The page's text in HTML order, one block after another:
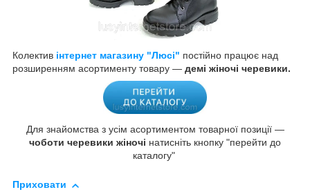
Колектив інтернет магазину "Люсі" постійно працює над
розширенням асортименту товару — демі жіночі черевики.
Для знайомства з усім асортиментом товарної позиції —
чоботи черевики жіночі натисніть кнопку "перейти до
каталогу"
Приховати